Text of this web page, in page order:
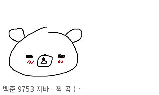
백준 9753 자바 - 짝 곱 (BOJ 9753 JAVA)